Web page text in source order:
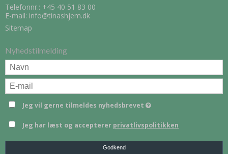
Telefonnr.: +45 40 51 83 00
E-mail: info@tinashjem.dk
Sitemap
Nyhedstilmelding
Jeg vil gerne tilmeldes nyhedsbrevet
Jeg har læst og accepterer privatlivspolitikken
Godkend